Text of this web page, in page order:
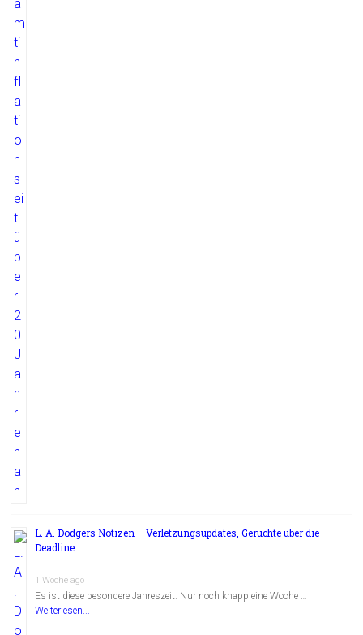
L. A. Dodgers Notizen – Verletzungsupdates, Gerüchte über die
Deadline
1 Woche ago
Es ist diese besondere Jahreszeit. Nur noch knapp eine Woche …
Weiterlesen...